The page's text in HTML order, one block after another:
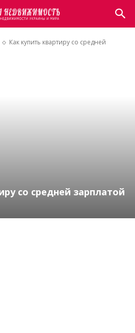
Как купить квартиру со средней
со средней зарплатой